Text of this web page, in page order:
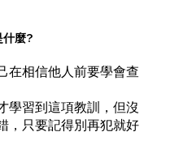
什麼?
在相信他人前要學會查
學習到這項教訓，但沒
，只要記得別再犯就好